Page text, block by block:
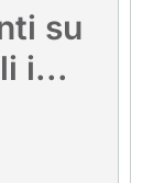
su
i...